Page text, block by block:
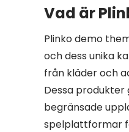
Vad är
Plinko demo
och dess unika
från kläder och
Dessa
begränsade
spelplattformar